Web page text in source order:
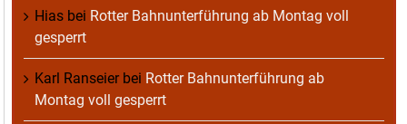
Hias bei Rotter Bahnunterführung ab Montag voll
gesperrt
Karl Ranseierbei Rotter Bahnunterführung ab
Montag voll gesperrt